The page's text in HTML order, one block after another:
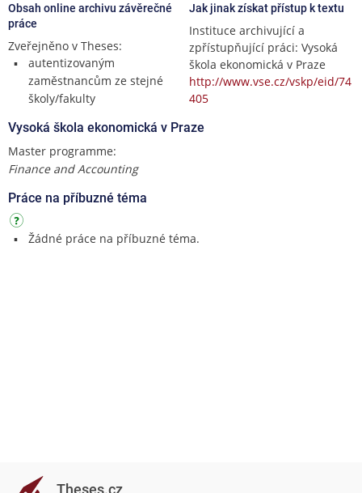
Obsah online archivu závěrečné
práce
Zveřejněno v Theses:
autentizovaným
zaměstnancům ze stejné
školy/fakulty
Jak jinak získat přístup k textu
Instituce archivující a
zpřístupňující práci: Vysoká
škola ekonomická v Praze
http://www.vse.cz/vskp/eid/74
405
Vysoká škola ekonomická v Praze
Master programme:
Finance and Accounting
Práce na příbuzné téma
Žádné práce na příbuzné téma.
Theses.cz